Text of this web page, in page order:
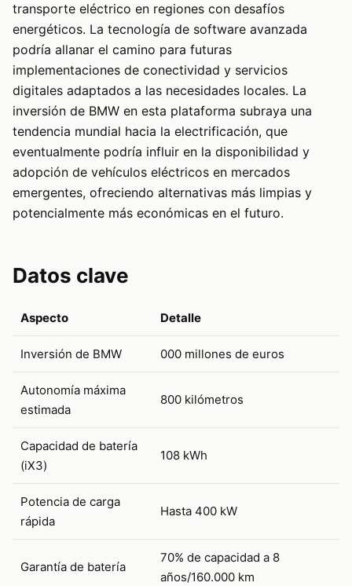
transporte eléctrico en regiones con desafíos
energéticos. La tecnología de software avanzada
podría allanar el camino para futuras
implementaciones de conectividad y servicios
digitales adaptados a las necesidades locales. La
inversión de BMW en esta plataforma subraya una
tendencia mundial hacia la electrificación, que
eventualmente podría influir en la disponibilidad y
adopción de vehículos eléctricos en mercados
emergentes, ofreciendo alternativas más limpias y
potencialmente más económicas en el futuro.
Datos clave
Aspecto Detalle
Inversión de BMW 000 millones de euros
Autonomía máxima
estimada
800 kilómetros
Capacidad de batería
(iX3)
108 kWh
Potencia de carga
rápida
Hasta 400 kW
Garantía de batería
70% de capacidad a 8
años/160.000 km